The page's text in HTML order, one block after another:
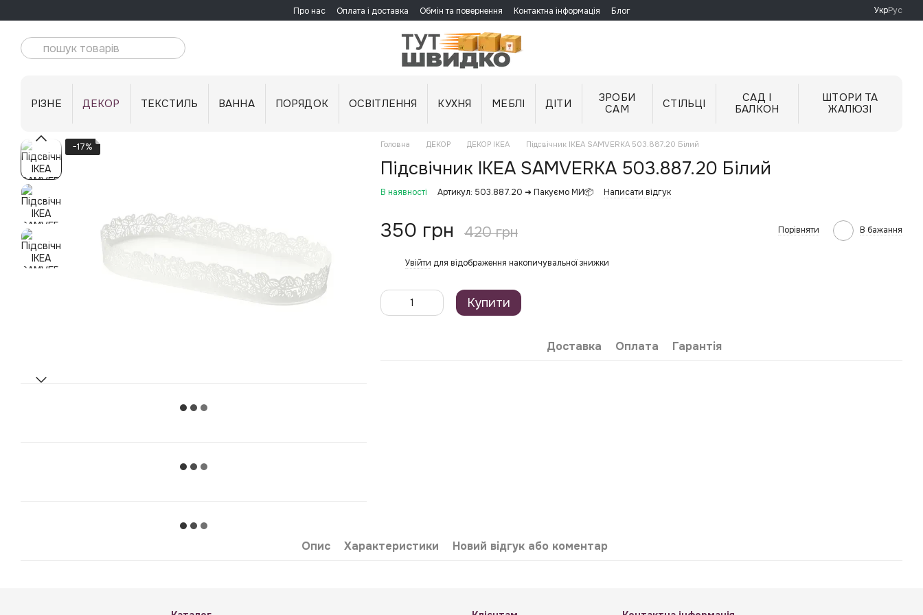
Про нас Оплата і доставка Обмін та повернення Контактна інформація Блог УкрРус
РІЗНЕ ДЕКОР ТЕКСТИЛЬ ВАННА ПОРЯДОК ОСВІТЛЕННЯ КУХНЯ МЕБЛІ ДІТИ
ЗРОБИ
САМ
СТІЛЬЦІ
САД І
БАЛКОН
ШТОРИ ТА
ЖАЛЮЗІ
−17% Головна ДЕКОР ДЕКОР IKEA Підсвічник IKEA SAMVERKA 503.887.20 Білий
Підсвічник IKEA SAMVERKA 503.887.20 Білий
В наявності Артикул: 503.887.20 ➜ Пакуємо МИ📦 Написати відгук
350 грн 420 грн Порівняти В бажання
Увійти для відображення накопичувальної знижки
Купити
Доставка Оплата Гарантія
Опис Характеристики Новий відгук або коментар